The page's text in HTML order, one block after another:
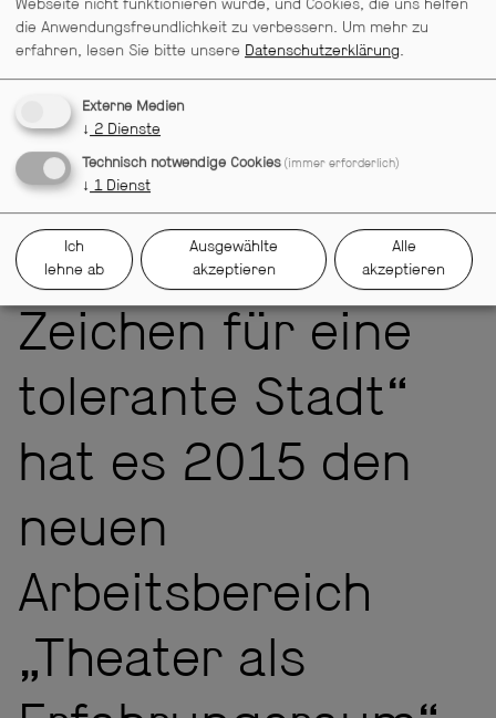
Felix Isenbügel und André Kudella in "Molières TARTUFFE"
Foto: Marcus Lieberenz
Mit dem Projekt
"Nathan der Weise
– Ein lebendiges
Zeichen für eine
tolerante Stadt“
hat es 2015 den
neuen
Arbeitsbereich
„Theater als
Webseite nicht funktionieren würde, und Cookies, die uns helfen
die Anwendungsfreundlichkeit zu verbessern. Um mehr zu
erfahren, lesen Sie bitte unsere Datenschutzerklärung.
Externe Medien
↓ 2 Dienste
Technisch notwendige Cookies (immer erforderlich)
↓ 1 Dienst
Ich
lehne ab
Ausgewählte
akzeptieren
Alle
akzeptieren